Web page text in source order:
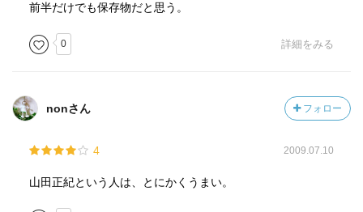
前半だけでも保存物だと思う。
0 詳細をみる
nonさん フォロー
4 2009.07.10
山田正紀という人は、とにかくうまい。